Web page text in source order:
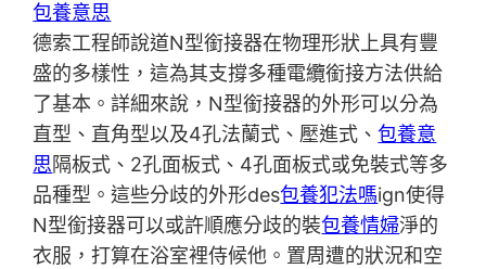
包養意思
德索工程師說道N型銜接器在物理形狀上具有豐
盛的多樣性，這為其支撐多種電纜銜接方法供給
了基本。詳細來說，N型銜接器的外形可以分為
直型、直角型以及4孔法蘭式、壓進式、包養意
思隔板式、2孔面板式、4孔面板式或免裝式等多
品種型。這些分歧的外形des包養犯法嗎ign使得
N型銜接器可以或許順應分歧的裝包養情婦淨的
衣服，打算在浴室裡侍候他。置周遭的狀況和空